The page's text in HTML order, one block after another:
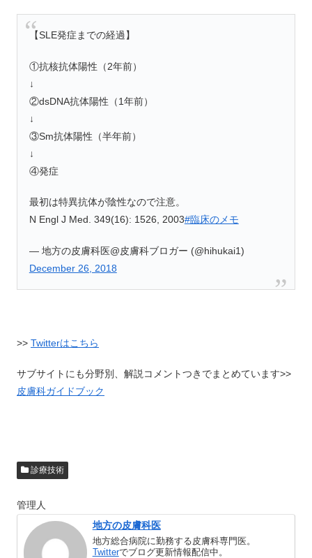
【SLE発症までの経過】
①抗核抗体陽性（2年前）
↓
②dsDNA抗体陽性（1年前）
↓
③Sm抗体陽性（半年前）
↓
④発症
最初は特異抗体が陰性なので注意。
N Engl J Med. 349(16): 1526, 2003#臨床のメモ
— 地方の皮膚科医@皮膚科ブロガー (@hihukai1)
December 26, 2018
>> Twitterはこちら
サブサイトにも分野別、解説コメントつきでまとめています>>
皮膚科ガイドブック
診療技術
管理人
地方の皮膚科医
地方総合病院に勤務する皮膚科専門医。
Twitterでブログ更新情報配信中。